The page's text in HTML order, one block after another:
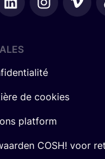
de cookies
platform
COSH! voor